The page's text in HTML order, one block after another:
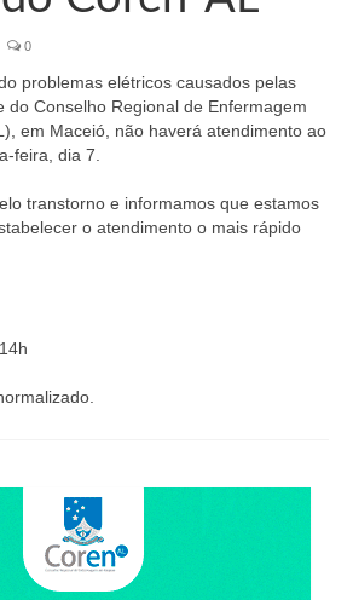
e Diretoria
Técnicas
ao Cidadão
Triênio 2027-2029
2023
presidente
0
problemas elétricos causados pelas
do Conselho Regional de Enfermagem
em Maceió, não haverá atendimento ao
feira, dia 7.
transtorno e informamos que estamos
o atendimento o mais rápido